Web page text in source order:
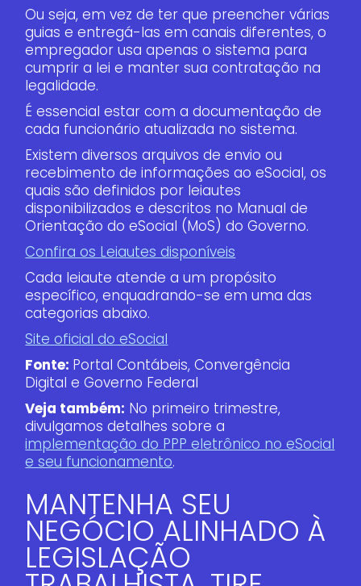
Ou seja, em vez de ter que preencher várias
guias e entregá-las em canais diferentes, o
empregador usa apenas o sistema para
cumprir a lei e manter sua contratação na
legalidade.
É essencial estar com a documentação de
cada funcionário atualizada no sistema.
Existem diversos arquivos de envio ou
recebimento de informações ao eSocial, os
quais são definidos por leiautes
disponibilizados e descritos no Manual de
Orientação do eSocial (MoS) do Governo.
Confira os Leiautes disponíveis
Cada leiaute atende a um propósito
específico, enquadrando-se em uma das
categorias abaixo.
Site oficial do eSocial
Fonte: Portal Contábeis, Convergência
Digital e Governo Federal
Veja também: No primeiro trimestre,
divulgamos detalhes sobre a
implementação do PPP eletrônico no eSocial
e seu funcionamento.
MANTENHA SEU
NEGÓCIO ALINHADO À
LEGISLAÇÃO